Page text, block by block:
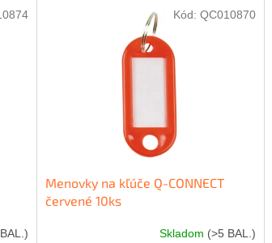
Menovky na kľúče Q-CONNECT
červené 10ks
Skladom (>5 BAL.)
Kód: QC010870